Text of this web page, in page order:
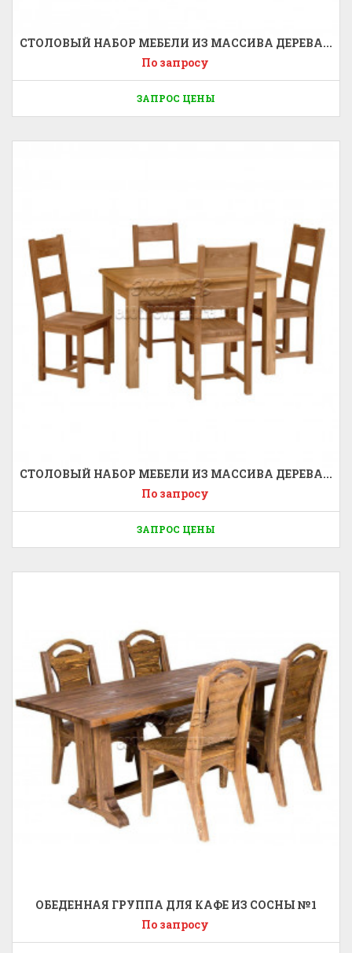
СТОЛОВЫЙ НАБОР МЕБЕЛИ ИЗ МАССИВА ДЕРЕВА...
По запросу
ЗАПРОС ЦЕНЫ
СТОЛОВЫЙ НАБОР МЕБЕЛИ ИЗ МАССИВА ДЕРЕВА...
По запросу
ЗАПРОС ЦЕНЫ
ОБЕДЕННАЯ ГРУППА ДЛЯ КАФЕ ИЗ СОСНЫ №1
По запросу